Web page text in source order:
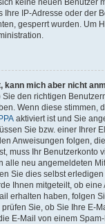
keine neuen Benutzer
Ihre IP-Adresse oder der
gesperrt wurden. Um
kann mich aber nicht
den richtigen
Wenn diese stimmen,
aktiviert ist und Sie
Sie bzw. einer Ihrer
Anweisungen folgen,
muss Ihr Benutzerkonto
alle neu angemeldeten
Sie dies selbst
Ihnen mitgeteilt, ob
erhalten haben, folgen
Sie, ob Sie Ihre E-
E-Mail von einem